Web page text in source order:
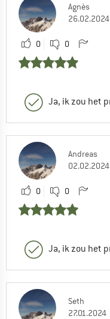
Agnès
26.02.2024
0 0
Ja, ik zou het
Andreas
02.02.2024
0 0
Ja, ik zou het
Seth
27.01.2024